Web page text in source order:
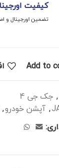
کیفیت
تضمین اورجینال و
Add to
, جک جی 4
, آپشن خودرو,